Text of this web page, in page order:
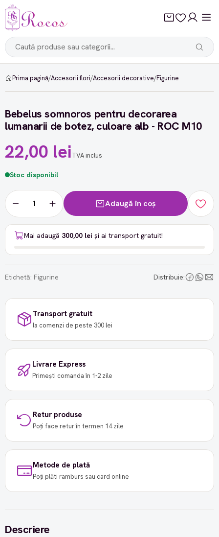
Prima pagină/Accesorii flori/Accesorii decorative/Figurine
Bebelus somnoros pentru decorarea
lumanarii de botez, culoare alb - ROC M10
22,00 leiTVA inclus
Stoc disponibil
Adaugă în coș
Mai adaugă 300,00 lei și ai transport gratuit!
Etichetă: Figurine Distribuie:
Transport gratuit
la comenzi de peste 300 lei
Livrare Express
Primești comanda în 1-2 zile
Retur produse
Poți face retur în termen 14 zile
Metode de plată
Poți plăti ramburs sau card online
Descriere